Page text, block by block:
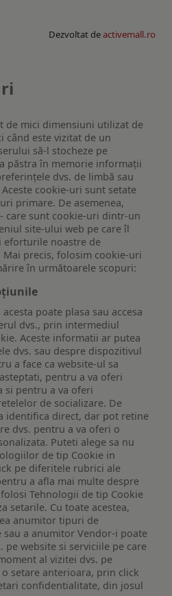
Dezvoltat deactivemall.ro
de mici dimensiuni utilizat de
când este vizitat de un
să-l stocheze pe
păstra în memorie informații
dvs. de limbă sau
cookie-uri sunt setate
primare. De asemenea,
care sunt cookie-uri dintr-un
site-ului web pe care îl
noastre de
precis, folosim cookie-uri
în următoarele scopuri:
poate plasa sau accesa
dvs., prin intermediul
Aceste informatii ar putea
dvs. sau despre dispozitivul
a face ca website-ul sa
pentru a va oferi
si pentru a va oferi
de socializare. De
identifica direct, dar pot retine
dvs. pentru a va oferi o
Puteti alege sa nu
de tip Cookie in
pe diferitele rubrici ale
a afla mai multe despre
Tehnologii de tip Cookie
setarile. Cu toate acestea,
anumitor tipuri de
a anumitor Vendor-i poate
pe website si serviciile pe care
al vizitei dvs. pe
setare anterioara, prin click
confidentialitate, din josul